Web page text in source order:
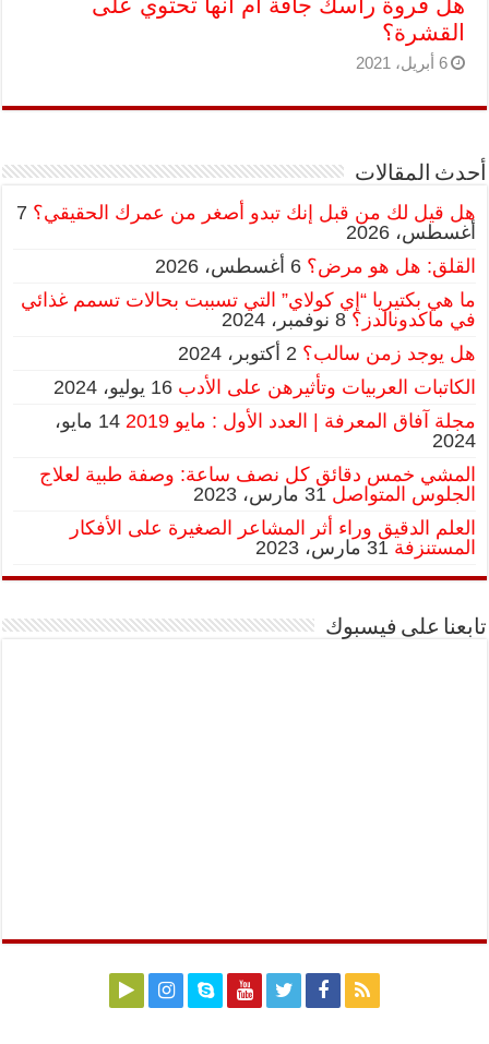
هل فروة رأسك جافة أم أنها تحتوي على
القشرة؟
6 أبريل، 2021
أحدث المقالات
هل قيل لك من قبل إنك تبدو أصغر من عمرك الحقيقي؟ 7
أغسطس، 2026
القلق: هل هو مرض؟ 6 أغسطس، 2026
ما هي بكتيريا “إي كولاي” التي تسببت بحالات تسمم غذائي
في ماكدونالدز؟ 8 نوفمبر، 2024
هل يوجد زمن سالب؟ 2 أكتوبر، 2024
الكاتبات العربيات وتأثيرهن على الأدب 16 يوليو، 2024
مجلة آفاق المعرفة | العدد الأول : مايو 2019
14 مايو،
2024
المشي خمس دقائق كل نصف ساعة: وصفة طبية لعلاج
الجلوس المتواصل 31 مارس، 2023
العلم الدقيق وراء أثر المشاعر الصغيرة على الأفكار
المستنزفة 31 مارس، 2023
تابعنا على فيسبوك